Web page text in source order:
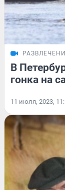
В
гонка на
11 июля, 2023,